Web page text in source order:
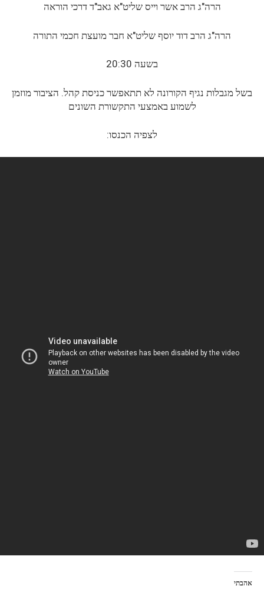
הרה"ג הרב אשר וייס שליט"א גאב"ד דרכי הוראה
הרה"ג הרב דוד יוסף שליט"א חבר מועצת חכמי התורה
בשעה 20:30
בשל מגבלות נגיף הקורונה לא תתאפשר כניסת קהל. הציבור מוזמן
לשמוע באמצעי התקשורת השונים
לצפיה הכנסו:
אהבתי